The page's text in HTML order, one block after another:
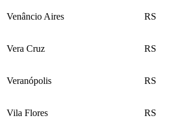
Venâncio Aires RS
Vera Cruz RS
Veranópolis RS
Vila Flores RS